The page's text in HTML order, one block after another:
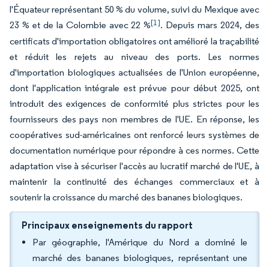
l'Équateur représentant 50 % du volume, suivi du Mexique avec
23 % et de la Colombie avec 22 %[1]. Depuis mars 2024, des
certificats d'importation obligatoires ont amélioré la traçabilité
et réduit les rejets au niveau des ports. Les normes
d'importation biologiques actualisées de l'Union européenne,
dont l'application intégrale est prévue pour début 2025, ont
introduit des exigences de conformité plus strictes pour les
fournisseurs des pays non membres de l'UE. En réponse, les
coopératives sud-américaines ont renforcé leurs systèmes de
documentation numérique pour répondre à ces normes. Cette
adaptation vise à sécuriser l'accès au lucratif marché de l'UE, à
maintenir la continuité des échanges commerciaux et à
soutenir la croissance du marché des bananes biologiques.
Principaux enseignements du rapport
Par géographie, l'Amérique du Nord a dominé le
marché des bananes biologiques, représentant une